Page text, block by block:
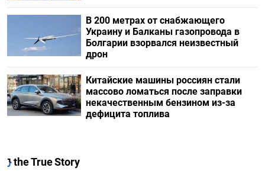
В 200 метрах от снабжающего
Украину и Балканы газопровода в
Болгарии взорвался неизвестный
дрон
Китайские машины россиян стали
массово ломаться после заправки
некачественным бензином из-за
дефицита топлива